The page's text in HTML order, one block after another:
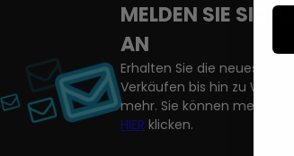
MELDEN SIE SICH
AN
Erhalten Sie die neuesten
Verkäufen bis hin zu
mehr. Sie können mehr
HIER klicken.